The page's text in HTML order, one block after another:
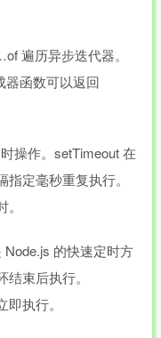
遍历异步迭代器。
器函数可以返回
操作。setTimeout 在
定毫秒重复执行。
的快速定时方
束后执行。
执行。